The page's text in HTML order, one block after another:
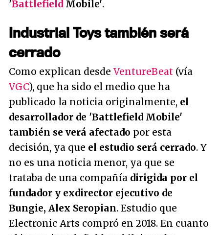
'Battlefield Mobile'.
Industrial Toys también será
cerrado
Como explican desde VentureBeat (vía
VGC), que ha sido el medio que ha
publicado la noticia originalmente, el
desarrollador de 'Battlefield Mobile'
también se verá afectado por esta
decisión, ya que el estudio será cerrado. Y
no es una noticia menor, ya que se
trataba de una compañía dirigida por el
fundador y exdirector ejecutivo de
Bungie, Alex Seropian. Estudio que
Electronic Arts compró en 2018. En cuanto